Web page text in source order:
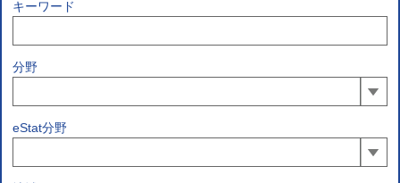
キーワード
分野
eStat分野